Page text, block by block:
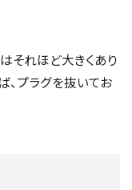
それほど大きくあり
、プラグを抜いてお